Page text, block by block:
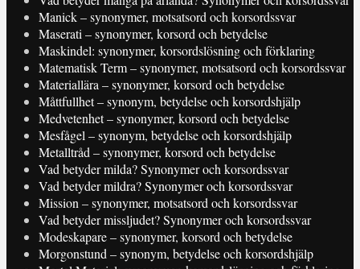
Manick – synonymer, motsatsord och korsordssvar
Maserati – synonymer, korsord och betydelse
Maskindel: synonymer, korsordslösning och förklaring
Matematisk Term – synonymer, motsatsord och korsordssvar
Materiallära – synonymer, korsord och betydelse
Måttfullhet – synonym, betydelse och korsordshjälp
Medvetenhet – synonymer, korsord och betydelse
Mesfågel – synonym, betydelse och korsordshjälp
Metalltråd – synonymer, korsord och betydelse
Vad betyder milda? Synonymer och korsordssvar
Vad betyder mildra? Synonymer och korsordssvar
Mission – synonymer, motsatsord och korsordssvar
Vad betyder missljudet? Synonymer och korsordssvar
Modeskapare – synonymer, korsord och betydelse
Morgonstund – synonym, betydelse och korsordshjälp